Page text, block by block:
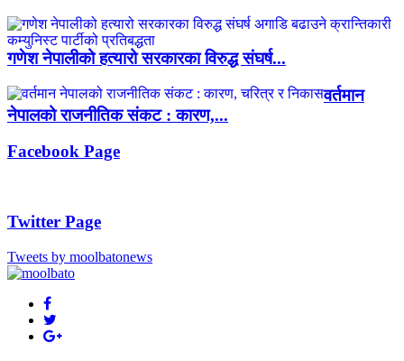
गणेश नेपालीको हत्यारो सरकारका विरुद्ध संघर्ष...
वर्तमान
नेपालको राजनीतिक संकट : कारण,...
Facebook Page
Twitter Page
Tweets by moolbatonews